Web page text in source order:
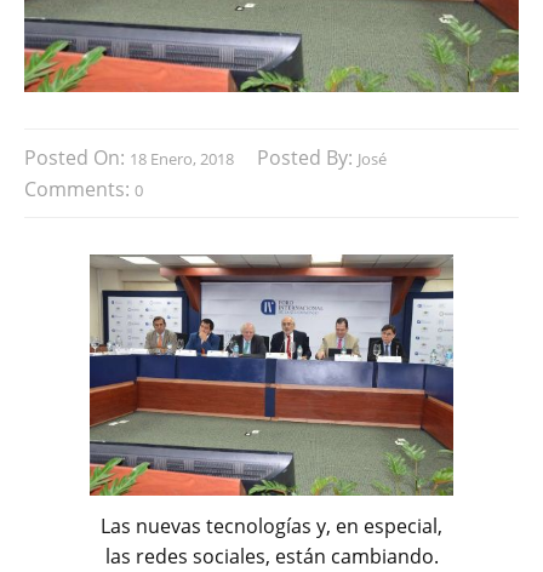
Posted On: 18 Enero, 2018 Posted By: José
Comments: 0
Las nuevas tecnologías y, en especial,
las redes sociales, están cambiando.